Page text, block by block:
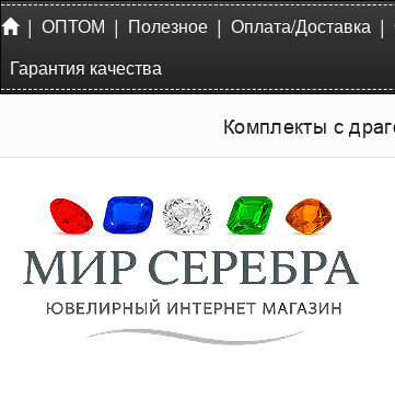
| ОПТОМ | Полезное | Оплата/Доставка |
Гарантия качества
Комплекты с